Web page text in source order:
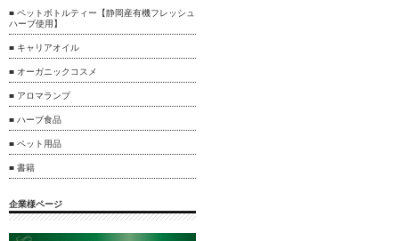
■ ペットボトルティー【静岡産有機フレッシュ
ハーブ使用】
■ キャリアオイル
■ オーガニックコスメ
■ アロマランプ
■ ハーブ食品
■ ペット用品
■ 書籍
企業様ページ